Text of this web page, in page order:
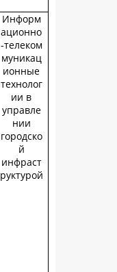
Информ
ационно
-телеком
муникац
ионные
технолог
ии в
управле
нии
городско
й
инфраст
руктурой